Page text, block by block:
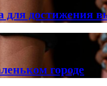
достижения
городе